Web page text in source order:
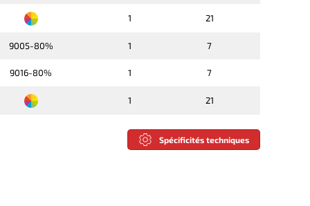
1 21
9005-80% 1 7
9016-80% 1 7
1 21
Spécificités techniques